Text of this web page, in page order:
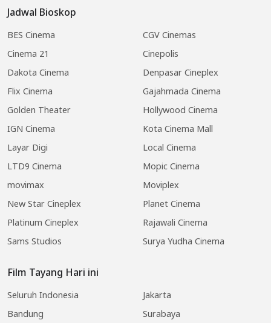
Jadwal Bioskop
BES Cinema
CGV Cinemas
Cinema 21
Cinepolis
Dakota Cinema
Denpasar Cineplex
Flix Cinema
Gajahmada Cinema
Golden Theater
Hollywood Cinema
IGN Cinema
Kota Cinema Mall
Layar Digi
Local Cinema
LTD9 Cinema
Mopic Cinema
movimax
Moviplex
New Star Cineplex
Planet Cinema
Platinum Cineplex
Rajawali Cinema
Sams Studios
Surya Yudha Cinema
Film Tayang Hari ini
Seluruh Indonesia
Jakarta
Bandung
Surabaya